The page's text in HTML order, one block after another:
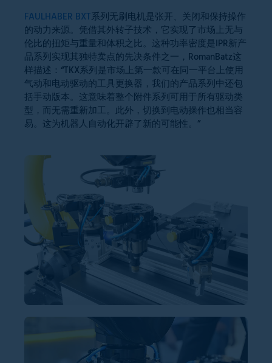
FAULHABER BXT系列无刷电机是张开、关闭和保持操作
的动力来源。凭借其外转子技术，它实现了市场上无与
伦比的扭矩与重量和体积之比。这种功率密度是IPR新产
品系列实现其独特卖点的先决条件之一，RomanBatz这
样描述：“TKX系列是市场上第一款可在同一平台上使用
气动和电动驱动的工具更换器，我们的产品系列中还包
括手动版本。这意味着整个附件系列可用于所有驱动类
型，而无需重新加工。此外，切换到电动操作也相当容
易。这为机器人自动化开辟了新的可能性。”